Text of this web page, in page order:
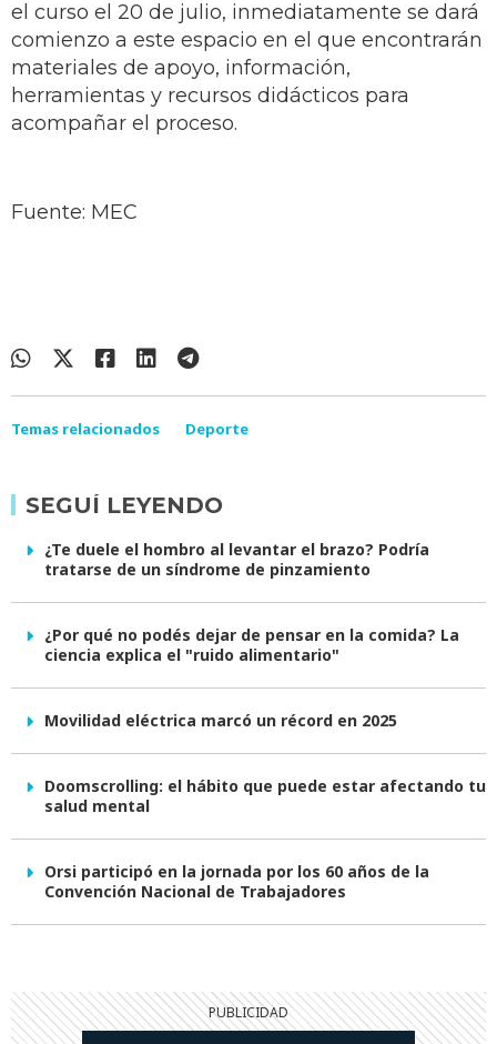
el curso el 20 de julio, inmediatamente se dará
comienzo a este espacio en el que encontrarán
materiales de apoyo, información,
herramientas y recursos didácticos para
acompañar el proceso.
Fuente: MEC
Temas relacionados Deporte
SEGUÍ LEYENDO
¿Te duele el hombro al levantar el brazo? Podría
tratarse de un síndrome de pinzamiento
¿Por qué no podés dejar de pensar en la comida? La
ciencia explica el "ruido alimentario"
Movilidad eléctrica marcó un récord en 2025
Doomscrolling: el hábito que puede estar afectando tu
salud mental
Orsi participó en la jornada por los 60 años de la
Convención Nacional de Trabajadores